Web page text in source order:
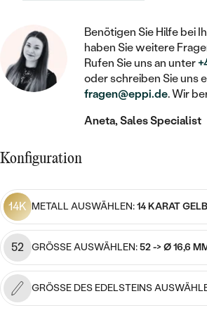
MIT FÜLLUNG
IM SET
NACH PREIS
LUXURIÖSE
EINFASSEN
FARBIGE DIAMANTEN ZUM
NACH EDELSTEIN
MIT DIAMANT
MIT MOISSANIT
MIT FARBIGEN DIAMANTEN
MIT SCHWARZEN
SCHMUCK FÜR KINDER
BROSCHEN
SCHMUCKZUBEHÖR
GOLD
SILBER
PLATIN
NACH STEIN
DIAMANTSCHMUCK
PIERCINGS
NACH STEIN
MIT DIAMANT
MIT EDELSTEIN
PERLENOHRRINGE
NACH PREIS
PREISWERTE
LUXURIÖSE
KETTEN
HERZKETTEN
MIT TIEREN
NACH EDELSTEIN
MIT DIAMANT
MIT EDELSTEIN
PERLENKETTEN
SIEGELRINGE
PERSONALISIERT
NACH EDELSTEIN
PERLENRINGE
NACH PREIS
PREISWERTE
Benötigen Sie Hilfe bei
haben Sie weitere
Rufen Sie uns an unter
oder schreiben Sie uns
fragen@eppi.de. Wir
Aneta, Sales Specialist
Konfiguration
14K METALL AUSWÄHLEN:14 KARAT
52 GRÖSSE AUSWÄHLEN:52 -> Ø 16,6
GRÖSSE DES EDELSTEINS